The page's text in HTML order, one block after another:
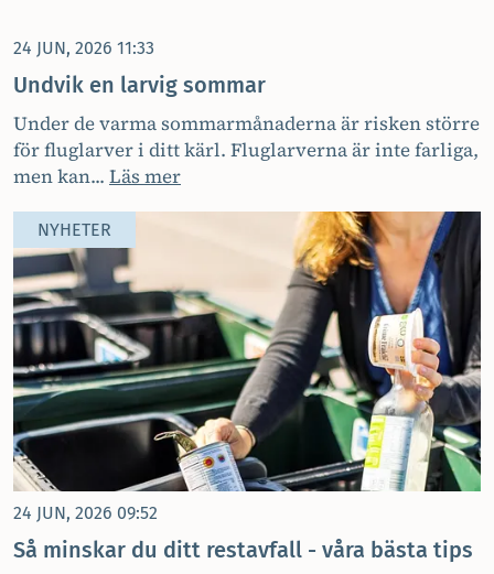
24 JUN, 2026 11:33
Undvik en larvig sommar
Under de varma sommarmånaderna är risken större
för fluglarver i ditt kärl. Fluglarverna är inte farliga,
men kan... Läs mer
NYHETER
24 JUN, 2026 09:52
Så minskar du ditt restavfall - våra bästa tips